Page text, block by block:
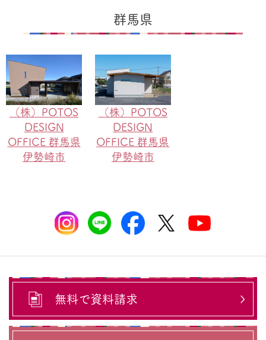
群馬県
（株）POTOS
DESIGN
OFFICE 群馬県
伊勢崎市
（株）POTOS
DESIGN
OFFICE 群馬県
伊勢崎市
無料で資料請求